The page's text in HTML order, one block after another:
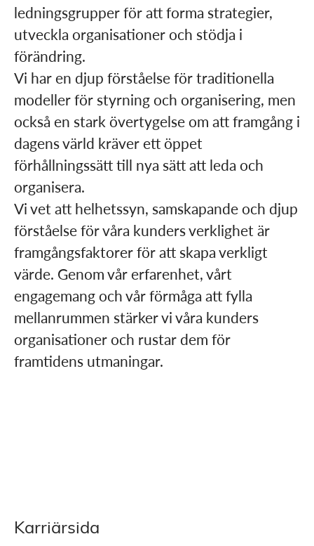
ledningsgrupper för att forma strategier,
utveckla organisationer och stödja i
förändring.
Vi har en djup förståelse för traditionella
modeller för styrning och organisering, men
också en stark övertygelse om att framgång i
dagens värld kräver ett öppet
förhållningssätt till nya sätt att leda och
organisera.
Vi vet att helhetssyn, samskapande och djup
förståelse för våra kunders verklighet är
framgångsfaktorer för att skapa verkligt
värde. Genom vår erfarenhet, vårt
engagemang och vår förmåga att fylla
mellanrummen stärker vi våra kunders
organisationer och rustar dem för
framtidens utmaningar.​
Karriärsida